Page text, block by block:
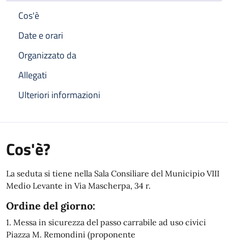
Cos'è
Date e orari
Organizzato da
Allegati
Ulteriori informazioni
Cos'è?
La seduta si tiene nella Sala Consiliare del Municipio VIII
Medio Levante in Via Mascherpa, 34 r.
Ordine del giorno:
1. Messa in sicurezza del passo carrabile ad uso civici
Piazza M. Remondini (proponente